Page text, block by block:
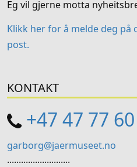
Eg vil gjerne motta
Klikk her for å melde deg på
post.
KONTAKT
+47 47 77
garborg@jaermuseet.no
...........................